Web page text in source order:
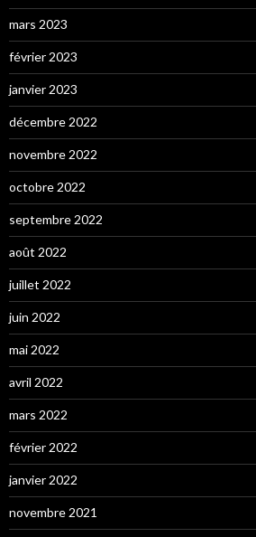
mars 2023
février 2023
janvier 2023
décembre 2022
novembre 2022
octobre 2022
septembre 2022
août 2022
juillet 2022
juin 2022
mai 2022
avril 2022
mars 2022
février 2022
janvier 2022
novembre 2021